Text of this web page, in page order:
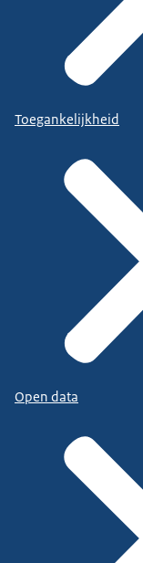
Toegankelijkheid
Open data